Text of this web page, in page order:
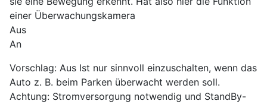
einer Überwachungskamera
Aus
An
Vorschlag: Aus Ist nur sinnvoll einzuschalten, wenn das
Auto z. B. beim Parken überwacht werden soll.
Achtung: Stromversorgung notwendig und StandBy-